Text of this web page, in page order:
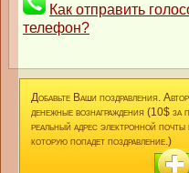
Как отправить
телефон?
Добавьте Ваши поздравления.
денежные вознаграждения (10$ за
реальный адрес электронной
которую попадет поздравление.)